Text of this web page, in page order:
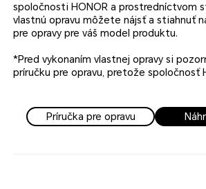
spoločnosti HONOR a prostredníctvom
vlastnú opravu môžete nájsť a stiahnuť
pre opravy pre váš model produktu.
*Pred vykonaním vlastnej opravy si
príručku pre opravu, pretože spoločnosť
alebo akejkoľvek spriaznenej strany.
Príručka pre opravu